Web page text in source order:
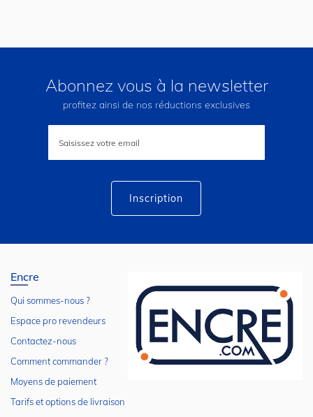
Abonnez vous à la newsletter
profitez ainsi de nos réductions exclusives
lettre
Inscription
Encre
Qui sommes-nous ?
Espace pro revendeurs
Contactez-nous
Comment commander ?
Moyens de paiement
Tarifs et options de livraison